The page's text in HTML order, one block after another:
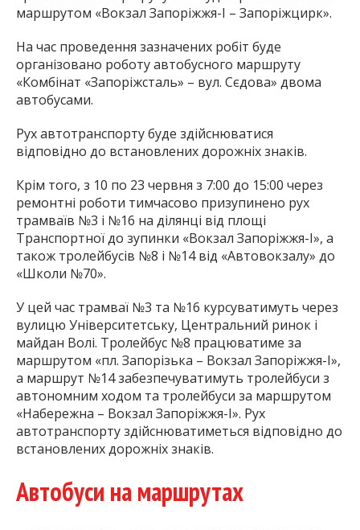
маршрутом «Вокзал Запоріжжя-І – Запоріжцирк».
На час проведення зазначених робіт буде
організовано роботу автобусного маршруту
«Комбінат «Запоріжсталь» – вул. Сєдова» двома
автобусами.
Рух автотранспорту буде здійснюватися
відповідно до встановлених дорожніх знаків.
Крім того, з 10 по 23 червня з 7:00 до 15:00 через
ремонтні роботи тимчасово призупинено рух
трамваїв №3 і №16 на ділянці від площі
Транспортної до зупинки «Вокзал Запоріжжя-І», а
також тролейбусів №8 і №14 від «Автовокзалу» до
«Школи №70».
У цей час трамваї №3 та №16 курсуватимуть через
вулицю Університетську, Центральний ринок і
майдан Волі. Тролейбус №8 працюватиме за
маршрутом «пл. Запорізька – Вокзал Запоріжжя-І»,
а маршрут №14 забезпечуватимуть тролейбуси з
автономним ходом та тролейбуси за маршрутом
«Набережна – Вокзал Запоріжжя-І». Рух
автотранспорту здійснюватиметься відповідно до
встановлених дорожніх знаків.
Автобуси на маршрутах